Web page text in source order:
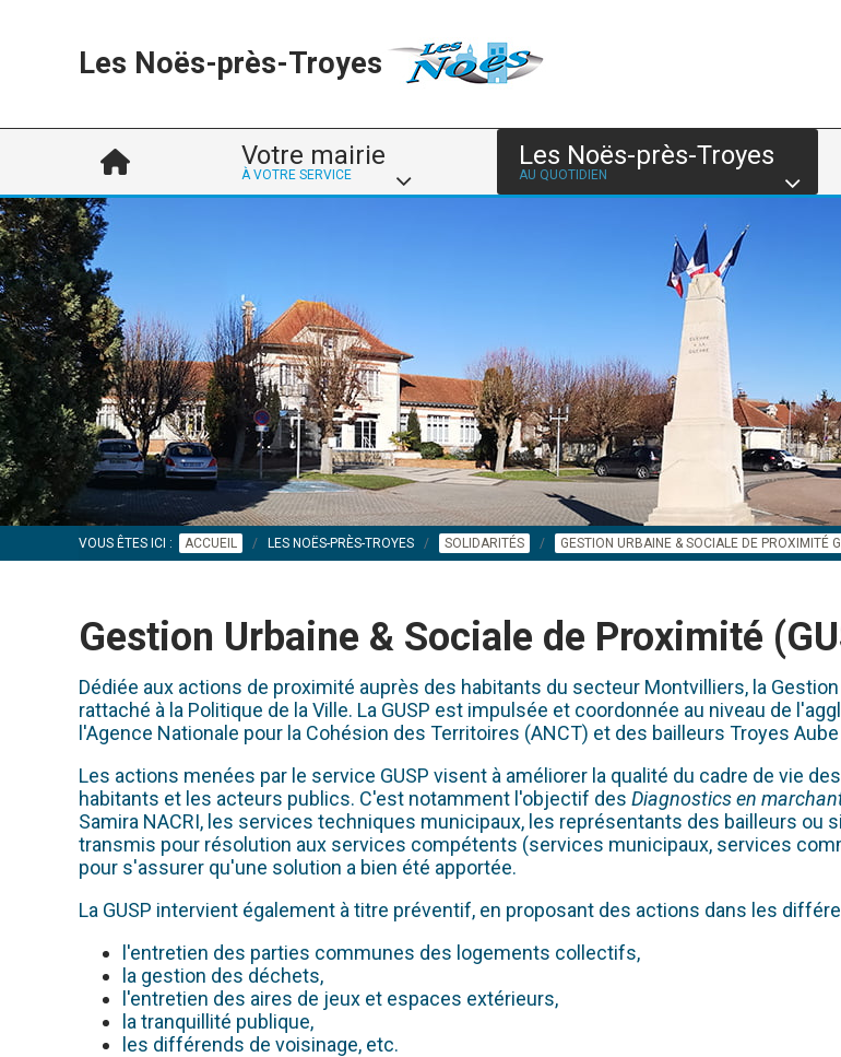
Les Noës-près-Troyes
Votre mairie
À VOTRE SERVICE
Les Noës-près-Troyes
AU QUOTIDIEN
VOUS ÊTES ICI : ACCUEIL LES NOËS-PRÈS-TROYES SOLIDARITÉS GESTION URBAINE & SOCIALE DE PROXIMITÉ
Gestion Urbaine & Sociale de Proximité
Dédiée aux actions de proximité auprès des habitants du secteur Montvilliers, la
rattaché à la Politique de la Ville. La GUSP est impulsée et coordonnée au niveau de
l'Agence Nationale pour la Cohésion des Territoires (ANCT) et des bailleurs Troyes
Les actions menées par le service GUSP visent à améliorer la qualité du cadre de vie
habitants et les acteurs publics. C'est notamment l'objectif des Diagnostics en
Samira NACRI, les services techniques municipaux, les représentants des bailleurs
transmis pour résolution aux services compétents (services municipaux, services
pour s'assurer qu'une solution a bien été apportée.
La GUSP intervient également à titre préventif, en proposant des actions dans les
l'entretien des parties communes des logements collectifs,
la gestion des déchets,
l'entretien des aires de jeux et espaces extérieurs,
la tranquillité publique,
les différends de voisinage, etc.